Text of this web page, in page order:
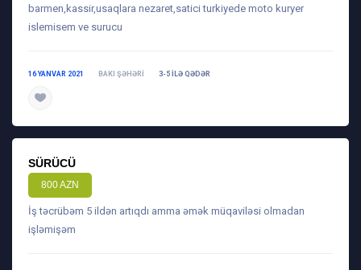
barmen,kassir,usaqlara nezaret,satici turkiyede moto kuryer
islemisem ve surucu
16 YANVAR 2021 BAKI ŞƏHƏRI 3-5 ILƏ QƏDƏR
SÜRÜCÜ
800 AZN
İş təcrübəm 5 ildən artıqdı amma əmək müqaviləsi olmadan
işləmişəm